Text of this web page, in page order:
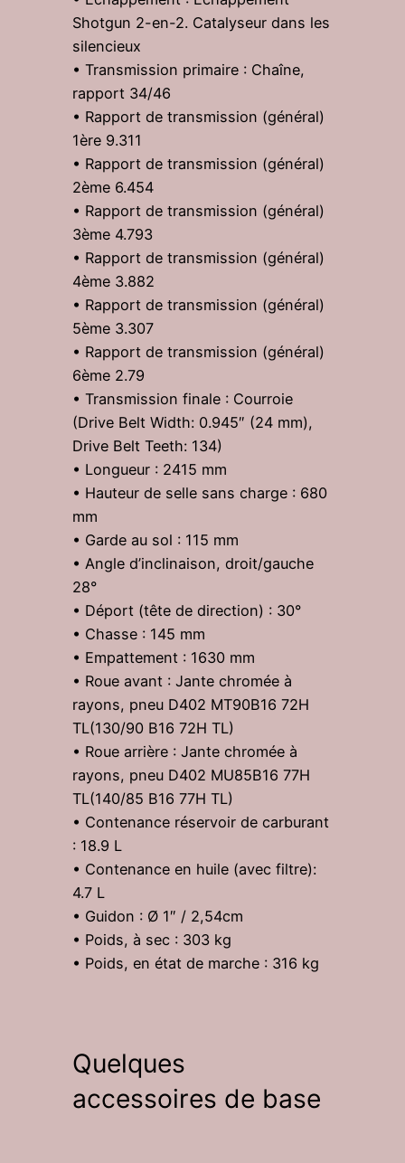
Shotgun 2-en-2. Catalyseur dans les
silencieux
• Transmission primaire : Chaîne,
rapport 34/46
• Rapport de transmission (général)
1ère 9.311
• Rapport de transmission (général)
2ème 6.454
• Rapport de transmission (général)
3ème 4.793
• Rapport de transmission (général)
4ème 3.882
• Rapport de transmission (général)
5ème 3.307
• Rapport de transmission (général)
6ème 2.79
• Transmission finale : Courroie
(Drive Belt Width: 0.945″ (24 mm),
Drive Belt Teeth: 134)
• Longueur : 2415 mm
• Hauteur de selle sans charge : 680
mm
• Garde au sol : 115 mm
• Angle d’inclinaison, droit/gauche
28°
• Déport (tête de direction) : 30°
• Chasse : 145 mm
• Empattement : 1630 mm
• Roue avant : Jante chromée à
rayons, pneu D402 MT90B16 72H
TL(130/90 B16 72H TL)
• Roue arrière : Jante chromée à
rayons, pneu D402 MU85B16 77H
TL(140/85 B16 77H TL)
• Contenance réservoir de carburant
: 18.9 L
• Contenance en huile (avec filtre):
4.7 L
• Guidon : Ø 1″ / 2,54cm
• Poids, à sec : 303 kg
• Poids, en état de marche : 316 kg
Quelques
accessoires de base